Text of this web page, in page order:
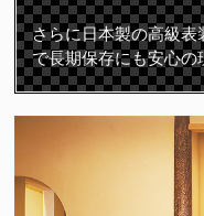
さらに日本製の高級
で長期保存にも安心